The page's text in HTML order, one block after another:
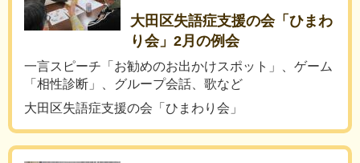
大田区失語症支援の会「ひまわ
り会」2月の例会
一言スピーチ「お勧めのお出かけスポット」、ゲーム
「相性診断」、グループ会話、歌など
大田区失語症支援の会「ひまわり会」